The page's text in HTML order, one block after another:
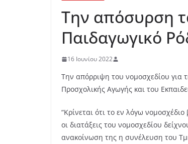
Την απόσυρση
Παιδαγωγικό
16 Ιουνίου 2022
Την απόρριψη του νομοσχεδίου για
Προσχολικής Αγωγής και του
“Κρίνεται ότι το εν λόγω
οι διατάξεις του νομοσχεδίου
ανακοίνωση της η συνέλευση του